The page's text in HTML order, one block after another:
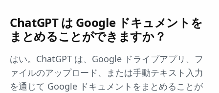
ChatGPT は Google ドキュメントを
まとめることができますか？
はい。ChatGPT は、Google ドライブアプリ、フ
ァイルのアップロード、または手動テキスト入力
を通じて Google ドキュメントをまとめることが